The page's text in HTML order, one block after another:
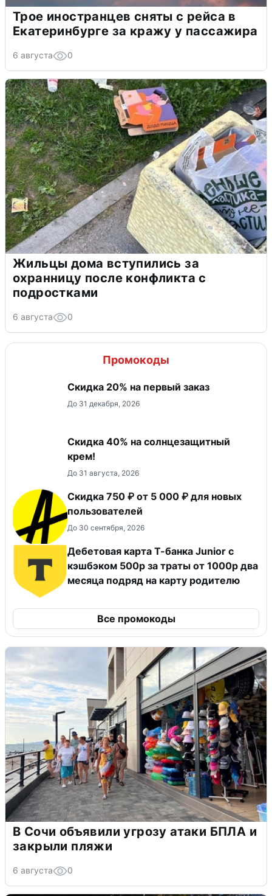
Трое иностранцев сняты с рейса в
Екатеринбурге за кражу у пассажира
6 августа 0
Жильцы дома вступились за
охранницу после конфликта с
подростками
6 августа 0
Промокоды
​Скидка 20% на первый заказ
До 31 декабря, 2026
Скидка 40% на солнцезащитный
крем!
До 31 августа, 2026
Скидка 750 ₽ от 5 000 ₽ для новых
пользователей
До 30 сентября, 2026
Дебетовая карта Т-банка Junior с
кэшбэком 500р за траты от 1000р два
месяца подряд на карту родителю
Все промокоды
В Сочи объявили угрозу атаки БПЛА и
закрыли пляжи
6 августа 0